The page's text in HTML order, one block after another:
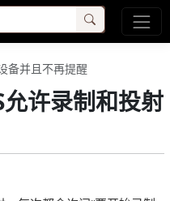
备并且不再提醒
许录制和投射